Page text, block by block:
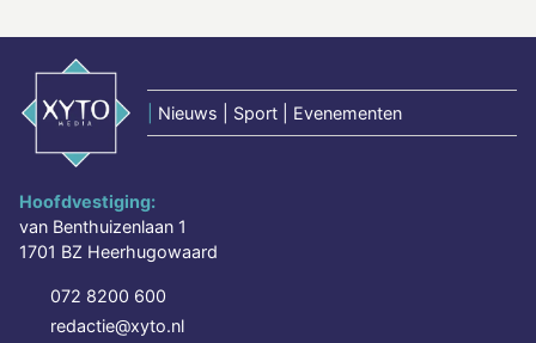
Nieuws | Sport | Evenementen
Hoofdvestiging:
van Benthuizenlaan 1
1701 BZ Heerhugowaard
072 8200 600
redactie@xyto.nl